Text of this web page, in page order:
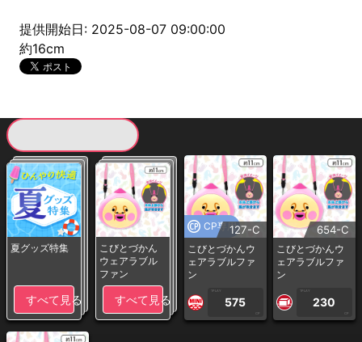
提供開始日: 2025-08-07 09:00:00
約16cm
夏グッズ特集
すべて見る
こびとづかん
ウェアラブル
ファン
すべて見る
CP専用127-C
こびとづかんウ
ェアラブルファ
ン
1PLAY
575
CP
654-C
こびとづかんウ
ェアラブルファ
ン
1PLAY
230
CP